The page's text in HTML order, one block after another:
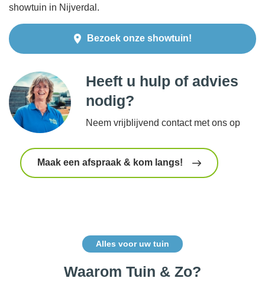
showtuin in Nijverdal.
Bezoek onze showtuin!
Heeft u hulp of advies
nodig?
Neem vrijblijvend contact met ons op
Maak een afspraak & kom langs!
Alles voor uw tuin
Waarom Tuin & Zo?